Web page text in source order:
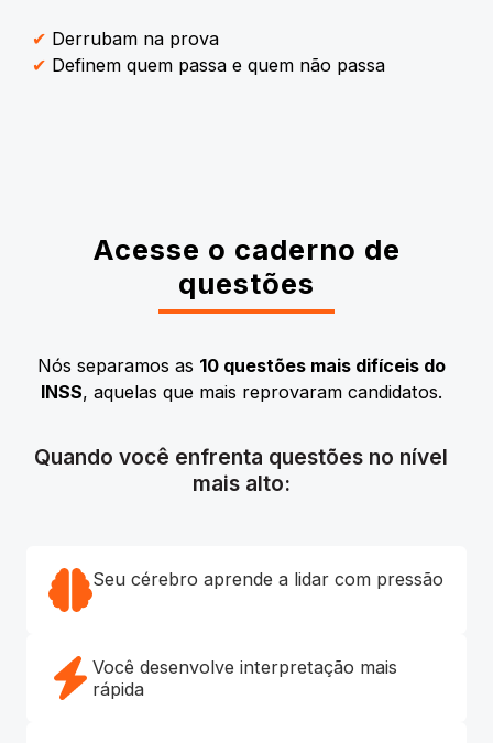
✔ Derrubam na prova
✔ Definem quem passa e quem não passa
Acesse o caderno de
questões
Nós separamos as 10 questões mais difíceis do
INSS, aquelas que mais reprovaram candidatos.
Quando você enfrenta questões no nível
mais alto:
Seu cérebro aprende a lidar com pressão
Você desenvolve interpretação mais
rápida